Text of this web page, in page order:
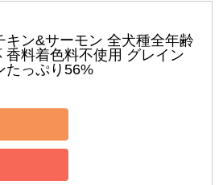
キン&サーモン 全犬種全年齢
香料着色料不使用 グレイン
たっぷり56%